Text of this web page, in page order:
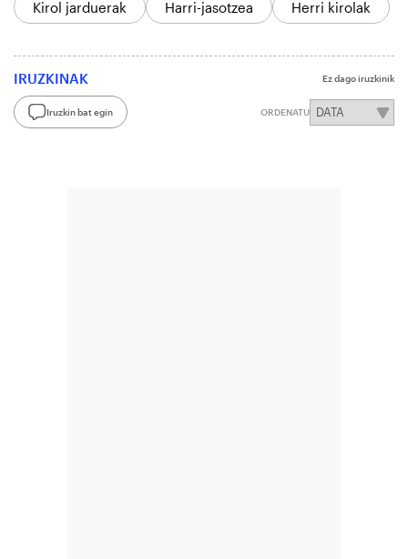
Kirol jarduerak Harri-jasotzea Herri kirolak
IRUZKINAK Ez dago iruzkinik
Iruzkin bat egin ORDENATU